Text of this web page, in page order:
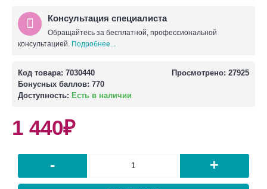
Консультация специалиста
Обращайтесь за бесплатной, профессиональной
консультацией. Подробнее...
Просмотрено: 27925
Код товара: 7030440
Бонусных баллов: 770
Доступность: Есть в наличии
1 440₽
- +